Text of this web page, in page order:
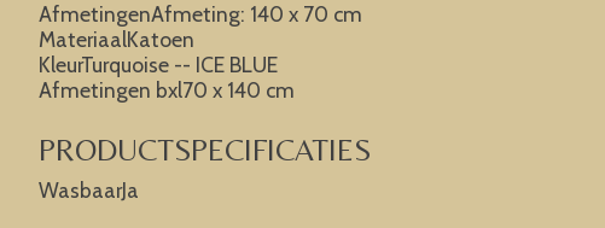
AfmetingenAfmeting: 140 x 70 cm
MateriaalKatoen
KleurTurquoise -- ICE BLUE
Afmetingen bxl70 x 140 cm
PRODUCTSPECIFICATIES
WasbaarJa